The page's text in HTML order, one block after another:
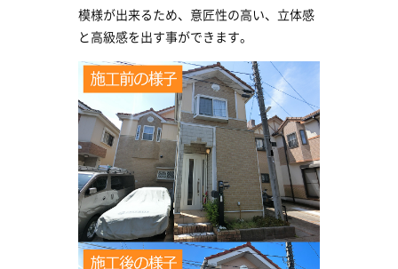
模様が出来るため、意匠性の高い、立体感
と高級感を出す事ができます。